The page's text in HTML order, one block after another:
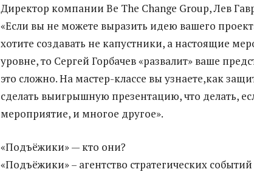
Директор компании Be The Change Group, Лев
«Если вы не можете выразить идею вашего
хотите создавать не капустники, а настоящие
уровне, то Сергей Горбачев «развалит» ваше
это сложно. На мастер-классе вы узнаете,как
сделать выигрышную презентацию, что делать,
мероприятие, и многое другое».
«Подъёжики» — кто они?
«Подъёжики» – агентство стратегических